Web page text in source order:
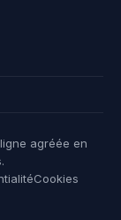
agréée en
Cookies